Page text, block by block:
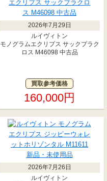
2026年7月29日
ルイヴィトン
モノグラムエクリプス サックプラク
ロス M46098 中古品
買取参考価格
160,000円
2026年7月26日
ルイヴィトン